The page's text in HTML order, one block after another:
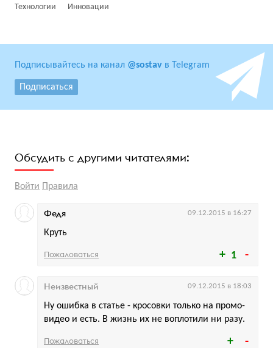
Технологии Инновации
Подписывайтесь на канал @sostav в Telegram
Подписаться
Обсудить с другими читателями:
Войти Правила
1
Круть
Федя 09.12.2015 в 16:27
Пожаловаться
Ну ошибка в статье - кросовки только на промо-
видео и есть. В жизнь их не воплотили ни разу.
Неизвестный 09.12.2015 в 18:03
Пожаловаться